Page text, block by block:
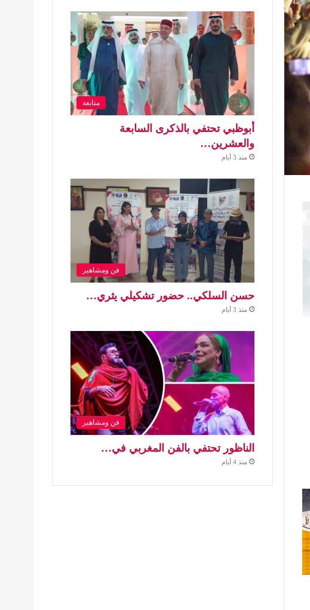
متابعة
أبوظبي تحتفي بالذكرى السابعة
والعشرين…
منذ 3 أيام
فن ومشاهير
حسن السلكي.. حضور تشكيلي يثري…
منذ 3 أيام
فن ومشاهير
الناظور تحتفي بالفن المغربي في…
منذ 4 أيام